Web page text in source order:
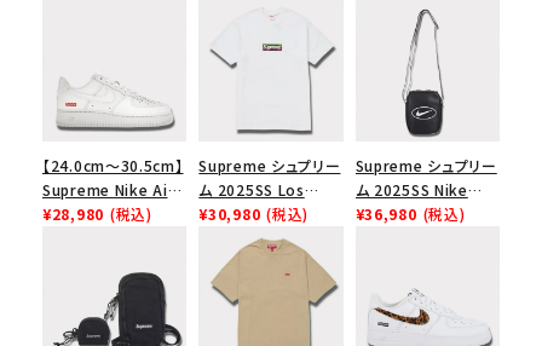
【24.0cm～30.5cm】
Supreme Nike Air
Force 1 Low シュプ
ューズ ホワイト
¥28,980 (税込)
Supreme シュプリー
ム 2025SS Los
Angeles Fire Relief
Box Logo Tee ファ
イヤーリリーフボック
スロゴTシャツ ホワ
イト 白
¥30,980 (税込)
Supreme シュプリー
ム 2025SS Nike
Leather Shoulder
¥36,980 (税込)